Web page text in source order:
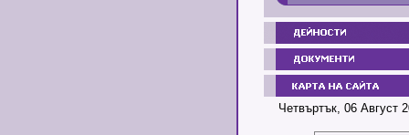
Четвъртък, 06 Август